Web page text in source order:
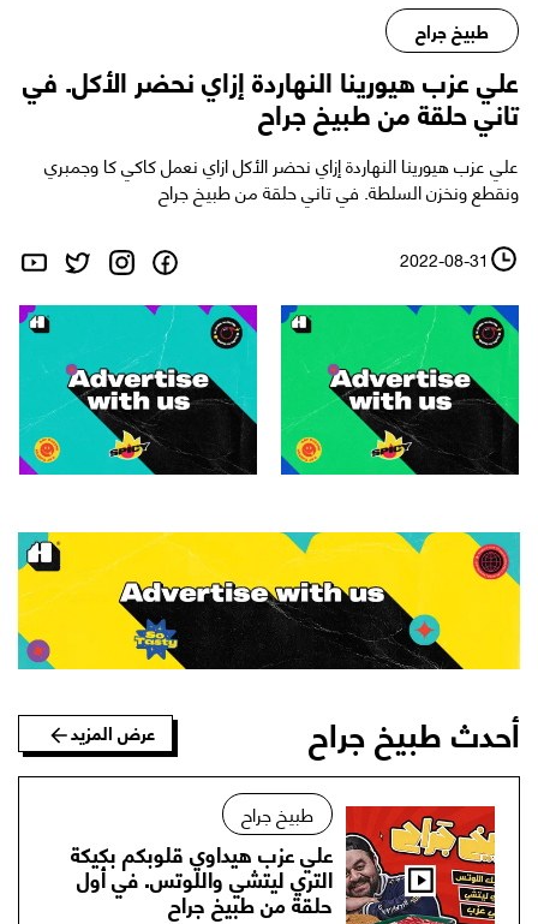
طبيخ جراح
علي عزب هيورينا النهاردة إزاي نحضر الأكل. في
تاني حلقة من طبيخ جراح
علي عزب هيورينا النهاردة إزاي نحضر الأكل ازاي نعمل كاكي كا وجمبري
ونقطع ونخزن السلطة. في تاني حلقة من طبيخ جراح
2022-08-31
أحدث طبيخ جراح عرض المزيد
طبيخ جراح
علي عزب هيداوي قلوبكم بكيكة
التري ليتشي واللوتس. في أول
حلقة من طبيخ جراح